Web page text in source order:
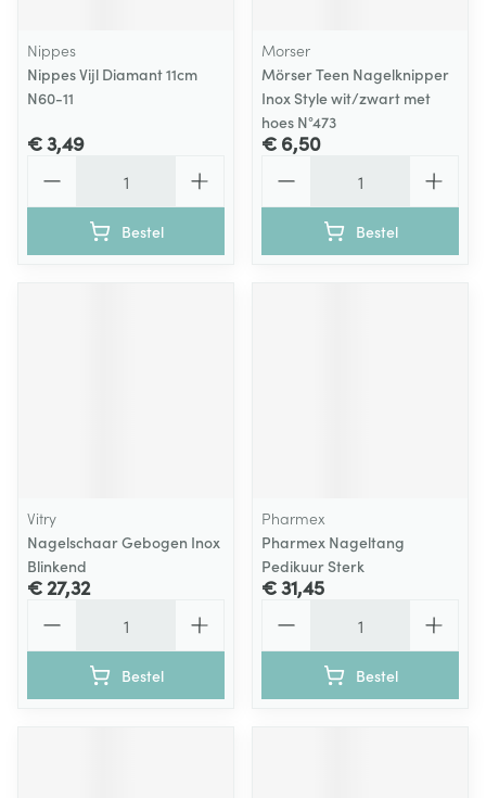
Nippes
Nippes Vijl Diamant 11cm
N60-11
€ 3,49
Bestel
Morser
Mörser Teen Nagelknipper
Inox Style wit/zwart met
hoes N°473
€ 6,50
Bestel
Vitry
Nagelschaar Gebogen Inox
Blinkend
€ 27,32
Bestel
Pharmex
Pharmex Nageltang
Pedikuur Sterk
€ 31,45
Bestel